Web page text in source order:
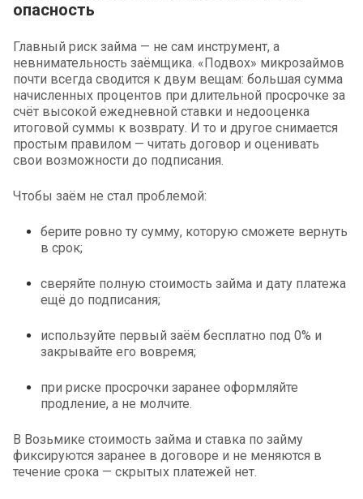
опасность
Главный риск займа — не сам инструмент, а
невнимательность заёмщика. «Подвох» микрозаймов
почти всегда сводится к двум вещам: большая сумма
начисленных процентов при длительной просрочке за
счёт высокой ежедневной ставки и недооценка
итоговой суммы к возврату. И то и другое снимается
простым правилом — читать договор и оценивать
свои возможности до подписания.
Чтобы заём не стал проблемой:
берите ровно ту сумму, которую сможете вернуть
в срок;
сверяйте полную стоимость займа и дату платежа
ещё до подписания;
используйте первый заём бесплатно под 0% и
закрывайте его вовремя;
при риске просрочки заранее оформляйте
продление, а не молчите.
В Возьмике стоимость займа и ставка по займу
фиксируются заранее в договоре и не меняются в
течение срока — скрытых платежей нет.